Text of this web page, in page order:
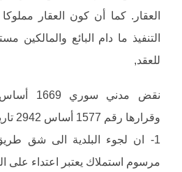
العقار. كما أن كون العقار مملوكا
التنفيذ ما دام البائع والمالكين
للعقد,
وقرارها رقم 1577 أساس 2942 تاريخ 23/8/982 ـ
1- ان لجوء البلدية الى شق
مرسوم استملاك يعتبر اعتداء على